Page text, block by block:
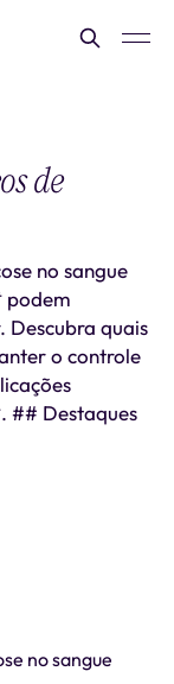
de
no sangue
podem
Descubra quais
o controle
## Destaques